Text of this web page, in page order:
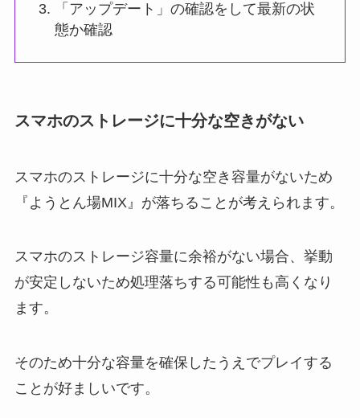
「アップデート」の確認をして最新の状
態か確認
スマホのストレージに十分な空きがない
スマホのストレージに十分な空き容量がないため
『ようとん場MIX』が落ちることが考えられます。
スマホのストレージ容量に余裕がない場合、挙動
が安定しないため処理落ちする可能性も高くなり
ます。
そのため十分な容量を確保したうえでプレイする
ことが好ましいです。